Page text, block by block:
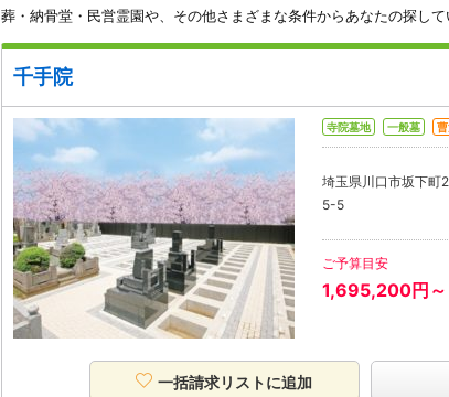
葬・納骨堂・民営霊園や、その他さまざまな条件からあなたの探して
千手院
寺院墓地 一般墓
埼玉県川口市坂下町
5-5
ご予算目安
1,695,200円～
一括請求リストに追加